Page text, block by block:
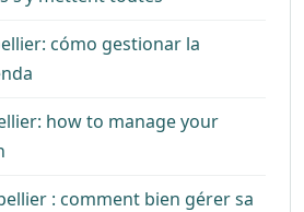
cómo gestionar la
how to manage your
: comment bien gérer sa